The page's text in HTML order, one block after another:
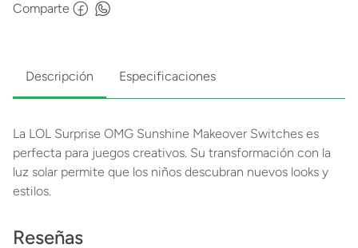
Comparte
Descripción Especificaciones
La LOL Surprise OMG Sunshine Makeover Switches es
perfecta para juegos creativos. Su transformación con la
luz solar permite que los niños descubran nuevos looks y
estilos.
Reseñas